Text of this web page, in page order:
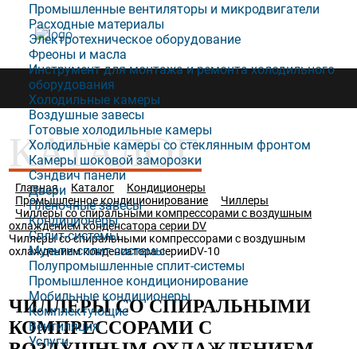
Промышленные вентиляторы и микродвигатели
Расходные материалы
Электротехническое оборудование
Фреоны и масла
Инструмент для монтажа и ремонта холодильного
оборудования
Холодильные камеры
Воздушные завесы
Готовые холодильные камеры
Холодильные камеры со стеклянным фронтом
Камеры шоковой заморозки
Сэндвич панели
Двери
Пленочные завесы
Кондиционеры
Сплит-системы
Мульти-сплит системы
Полупромышленные сплит-системы
Промышленное кондиционирование
Мобильные кондиционеры
Комплектующие
Вентиляция
Услуги
КАТАЛОГ
Главная Каталог
Кондиционеры
Промышленное кондиционирование
Чиллеры
Чиллеры со спиральными компрессорами с воздушным
охлаждением конденсатора серии DV
Чиллеры со спиральными компрессорами с воздушным
охлаждением конденсатора серииDV-10
ЧИЛЛЕРЫ СО СПИРАЛЬНЫМИ
КОМПРЕССОРАМИ С